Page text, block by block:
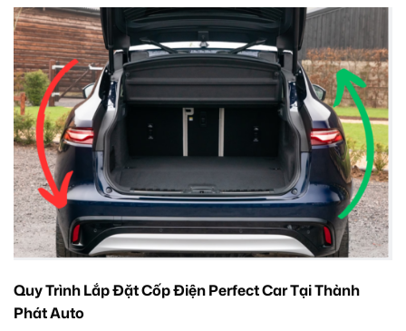
Quy Trình Lắp Đặt Cốp Điện Perfect Car Tại Thành
Phát Auto